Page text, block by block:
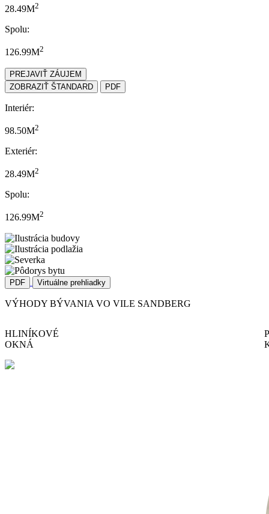
28.49M2
Spolu:
126.99M2
PREJAVIŤ ZÁUJEM
ZOBRAZIŤ ŠTANDARD
PDF
Interiér:
98.50M2
Exteriér:
28.49M2
Spolu:
126.99M2
PDF Virtuálne prehliadky
VÝHODY BÝVANIA VO VILE SANDBERG
HLINÍKOVÉ
OKNÁ